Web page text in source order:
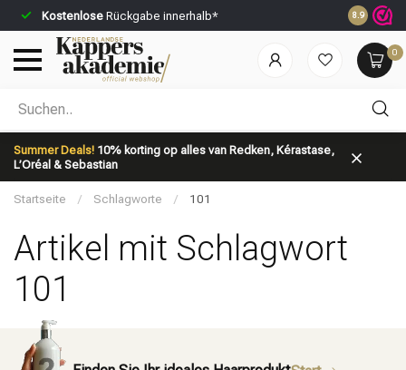
Kostenlose Rückgabe innerhalb* Vor 23:59
8.9
0
Summer Deals! 10% korting op alles van Redken, Kérastase,
L’Oréal & Sebastian
Nach welcher Kategorie suchst du?
Marken
Startseite / Schlagworte / 101
Artikel mit Schlagwort
101